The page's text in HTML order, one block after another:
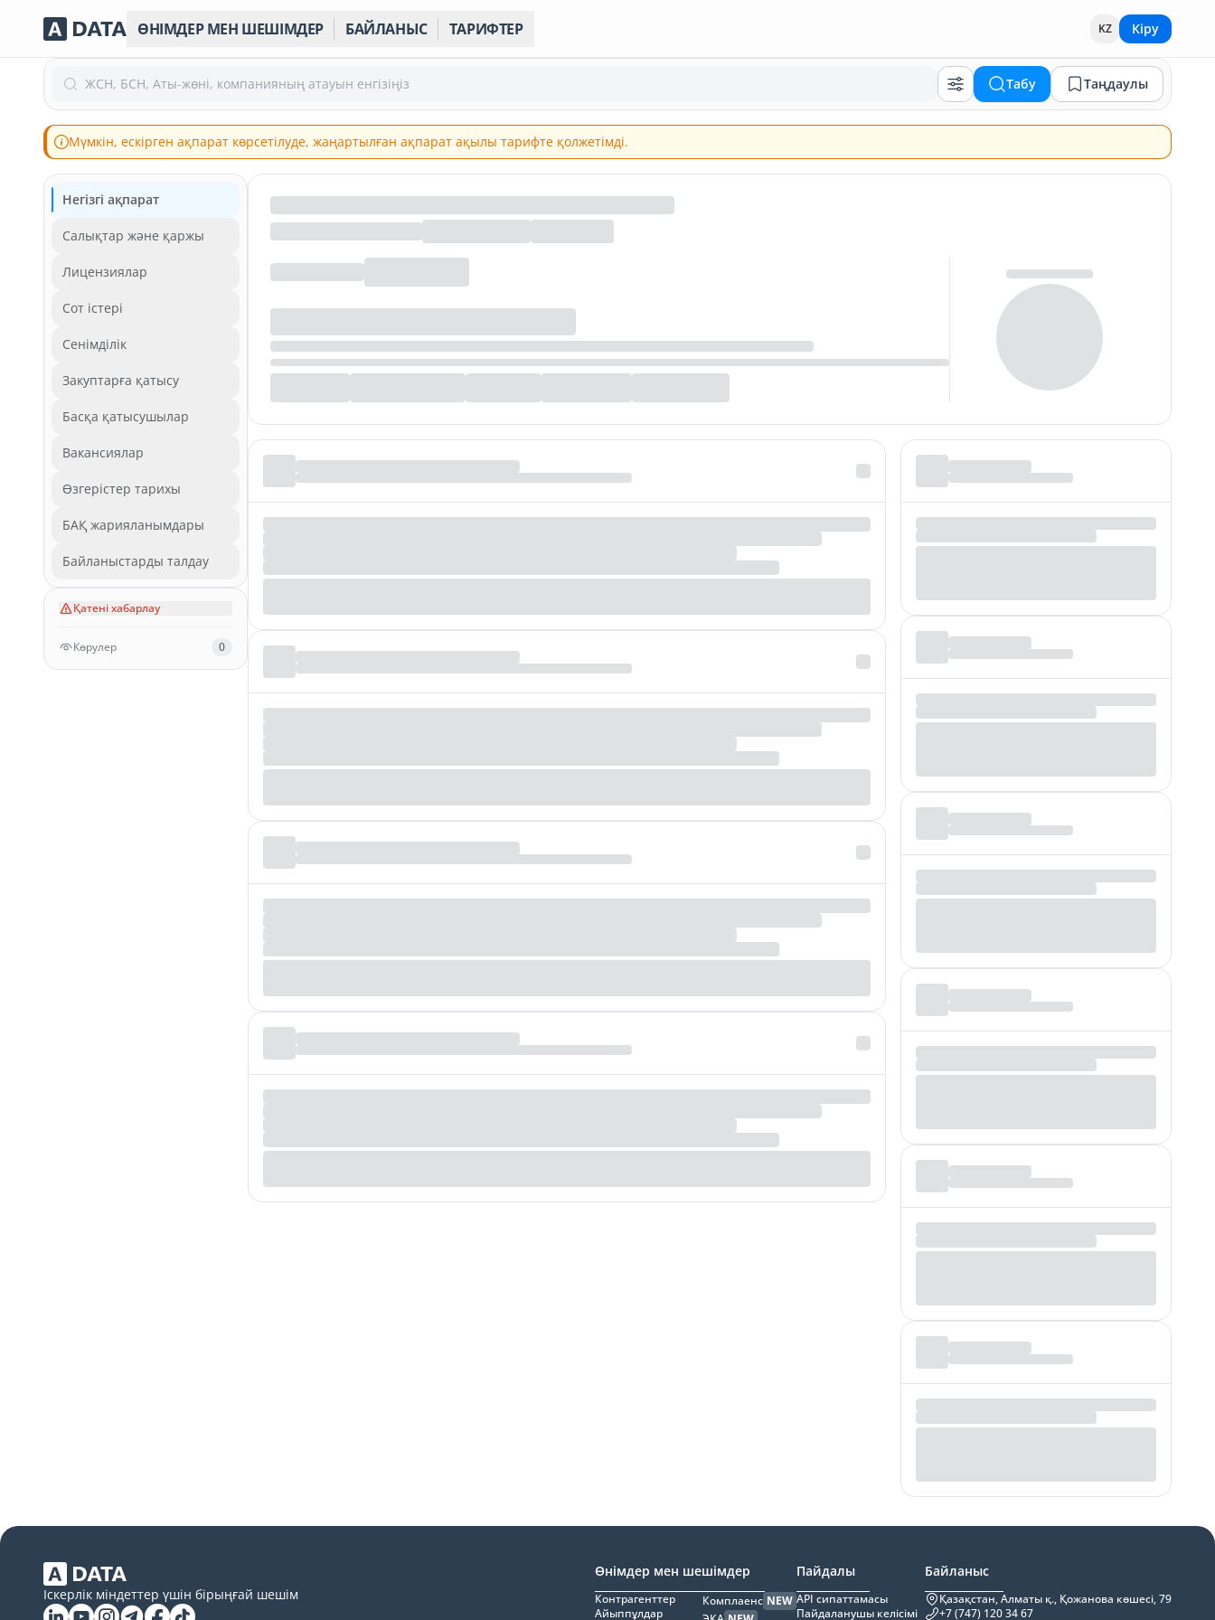
ӨНІМДЕР МЕН ШЕШІМДЕР БАЙЛАНЫС ТАРИФТЕР KZ Кіру
ЖСН, БСН, Аты-жөні, компанияның атауын енгізіңіз Табу Таңдаулы
Мүмкін, ескірген ақпарат көрсетілуде, жаңартылған ақпарат ақылы тарифте қолжетімді.
Негізгі ақпарат
Салықтар және қаржы
Лицензиялар
Сот істері
Сенімділік
Закуптарға қатысу
Басқа қатысушылар
Вакансиялар
Өзгерістер тарихы
БАҚ жарияланымдары
Байланыстарды талдау
Қатені хабарлау
Көрулер 0
Іскерлік міндеттер үшін бірыңғай шешім
Linkedin
YouTube
Instagram
Telegram
Facebook
Tiktok
Өнімдер мен шешімдер
Контрагенттер
Айыппұлдар
Комплаенс NEW
Пайдалы
API сипаттамасы
Пайдаланушы келісімі
Байланыс
Қазақстан, Алматы қ., Қожанова көшесі, 79
+7 (747) 120 34 67